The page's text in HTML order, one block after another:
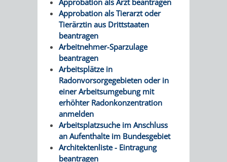
Approbation als Tierarzt oder
Tierärztin aus Drittstaaten
beantragen
Arbeitnehmer-Sparzulage
beantragen
Arbeitsplätze in
Radonvorsorgegebieten oder in
einer Arbeitsumgebung mit
erhöhter Radonkonzentration
anmelden
Arbeitsplatzsuche im Anschluss
an Aufenthalte im Bundesgebiet
Architektenliste - Eintragung
beantragen